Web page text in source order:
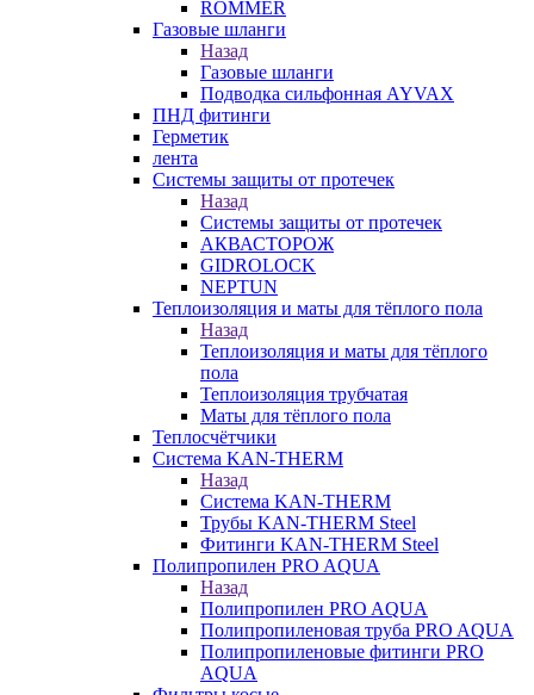
ROMMER
Газовые шланги
Назад
Газовые шланги
Подводка сильфонная AYVAX
ПНД фитинги
Герметик
лента
Системы защиты от протечек
Назад
Системы защиты от протечек
АКВАСТОРОЖ
GIDROLOCK
NEPTUN
Теплоизоляция и маты для тёплого пола
Назад
Теплоизоляция и маты для тёплого
пола
Теплоизоляция трубчатая
Маты для тёплого пола
Теплосчётчики
Система KAN-THERM
Назад
Система KAN-THERM
Трубы KAN-THERM Steel
Фитинги KAN-THERM Steel
Полипропилен PRO AQUA
Назад
Полипропилен PRO AQUA
Полипропиленовая труба PRO AQUA
Полипропиленовые фитинги PRO
AQUA